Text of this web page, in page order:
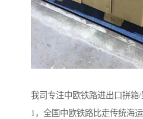
我司专注中欧铁路进出口拼箱/
1，全国中欧铁路比走传统海运